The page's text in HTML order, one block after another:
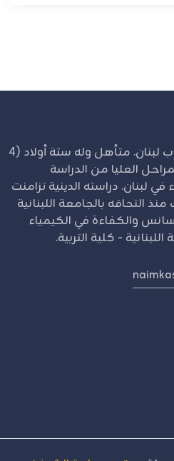
مواليد 1953 كفر فيلا - جنوب لبنان. متأهل وله ستة أولاد (4
العليا من الدراسة
في لبنان. دراسته الدينية تزامنت
التحاقه بالجامعة اللبنانية
والكفاءة في الكيمياء
- كلية التربية.